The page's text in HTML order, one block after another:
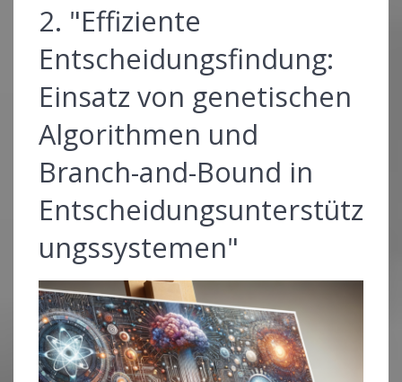
2. "Effiziente
Entscheidungsfindung:
Einsatz von genetischen
Algorithmen und
Branch-and-Bound in
Entscheidungsunterstütz
ungssystemen"